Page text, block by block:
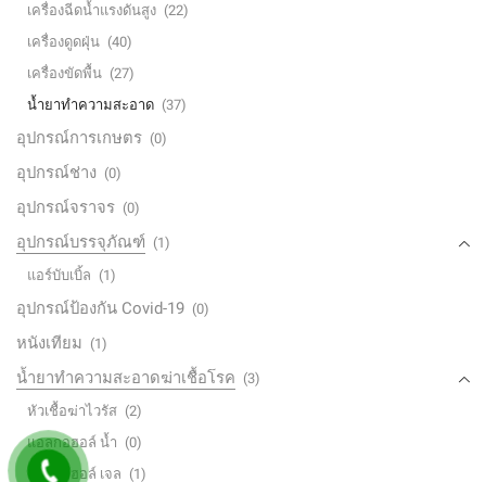
เครื่องฉีดน้ำแรงดันสูง (22)
เครื่องดูดฝุ่น (40)
เครื่องขัดพื้น (27)
น้ำยาทำความสะอาด (37)
อุปกรณ์การเกษตร (0)
อุปกรณ์ช่าง (0)
อุปกรณ์จราจร (0)
อุปกรณ์บรรจุภัณฑ์ (1)
แอร์บับเบิ้ล (1)
อุปกรณ์ป้องกัน Covid-19 (0)
หนังเทียม (1)
น้ำยาทำความสะอาดฆ่าเชื้อโรค (3)
หัวเชื้อฆ่าไวรัส (2)
แอลกอฮอล์ น้ำ (0)
แอลกอฮอล์ เจล (1)